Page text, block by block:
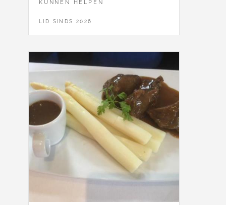
KUNNEN HELPEN
LID SINDS 2026